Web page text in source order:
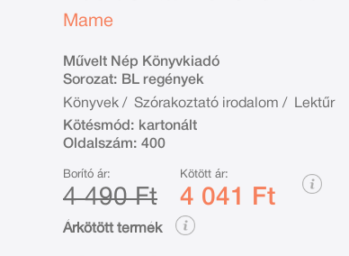
Mame
Művelt Nép Könyvkiadó
Sorozat: BL regények
Könyvek / Szórakoztató irodalom /
Lektűr
Kötésmód: kartonált
Oldalszám: 400
Borító ár:
4 490 Ft
Kötött ár:
4 041 Ft
Árkötött termék